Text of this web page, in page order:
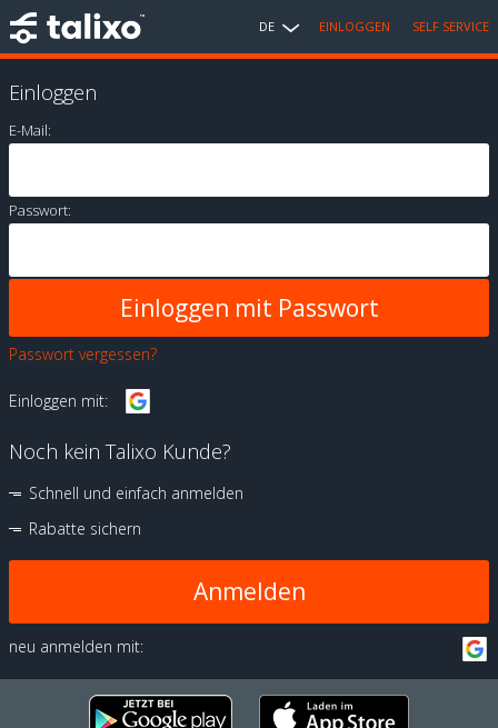
DE EINLOGGEN SELF SERVICE
Einloggen
E-Mail:
Passwort:
Passwort vergessen?
Einloggen mit:
Noch kein Talixo Kunde?
Schnell und einfach anmelden
Rabatte sichern
Anmelden
neu anmelden mit: